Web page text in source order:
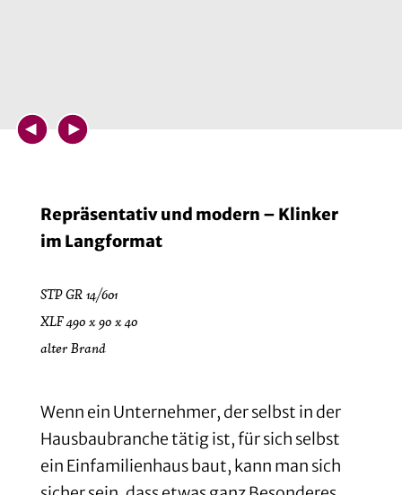
Repräsentativ und modern – Klinker
im Langformat
STP GR 14/601
XLF 490 x 90 x 40
alter Brand
Wenn ein Unternehmer, der selbst in der
Hausbaubranche tätig ist, für sich selbst
ein Einfamilienhaus baut, kann man sich